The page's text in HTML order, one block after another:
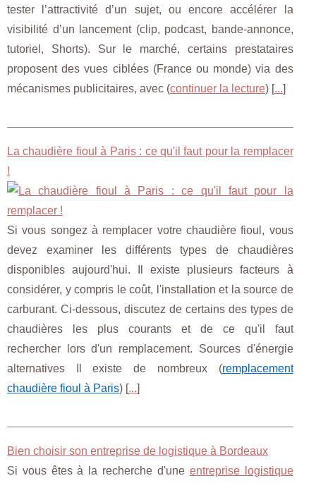
tester l’attractivité d’un sujet, ou encore accélérer la
visibilité d’un lancement (clip, podcast, bande-annonce,
tutoriel, Shorts). Sur le marché, certains prestataires
proposent des vues ciblées (France ou monde) via des
mécanismes publicitaires, avec (continuer la lecture) [...]
La chaudière fioul à Paris : ce qu'il faut pour la remplacer
!
Si vous songez à remplacer votre chaudière fioul, vous
devez examiner les différents types de chaudières
disponibles aujourd'hui. Il existe plusieurs facteurs à
considérer, y compris le coût, l'installation et la source de
carburant. Ci-dessous, discutez de certains des types de
chaudières les plus courants et de ce qu'il faut
rechercher lors d'un remplacement. Sources d'énergie
alternatives Il existe de nombreux (remplacement
chaudière fioul à Paris) [...]
Bien choisir son entreprise de logistique à Bordeaux
Si vous êtes à la recherche d'une entreprise logistique